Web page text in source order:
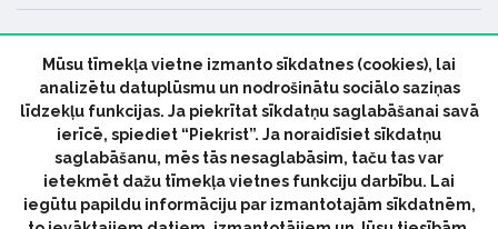
SŪTĪT
© 2026 parmuziku.lv, visas tiesības paturētas
Mūsu tīmekļa vietne izmanto sīkdatnes (cookies), lai
analizētu datuplūsmu un nodrošinātu sociālo saziņas
līdzekļu funkcijas. Ja piekrītat sīkdatņu saglabāšanai savā
ierīcē, spiediet “Piekrist”. Ja noraidīsiet sīkdatņu
saglabāšanu, mēs tās nesaglabāsim, taču tas var
ietekmēt dažu tīmekļa vietnes funkciju darbību. Lai
iegūtu papildu informāciju par izmantotajām sīkdatnēm,